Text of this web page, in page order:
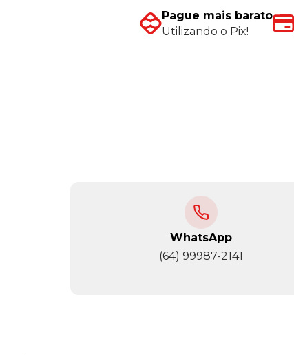
Pague mais barato
Utilizando o Pix!
WhatsApp
(64) 99987-2141